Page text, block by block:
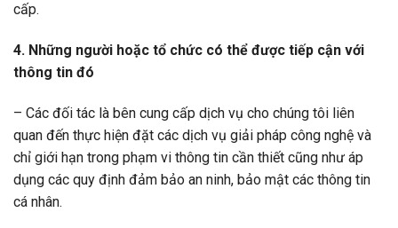
cấp.
4. Những người hoặc tổ chức có thể được tiếp cận với
thông tin đó
– Các đối tác là bên cung cấp dịch vụ cho chúng tôi liên
quan đến thực hiện đặt các dịch vụ giải pháp công nghệ và
chỉ giới hạn trong phạm vi thông tin cần thiết cũng như áp
dụng các quy định đảm bảo an ninh, bảo mật các thông tin
cá nhân.